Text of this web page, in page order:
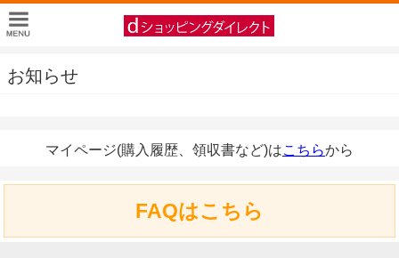
お知らせ
マイページ(購入履歴、領収書など)はこちらから
FAQはこちら